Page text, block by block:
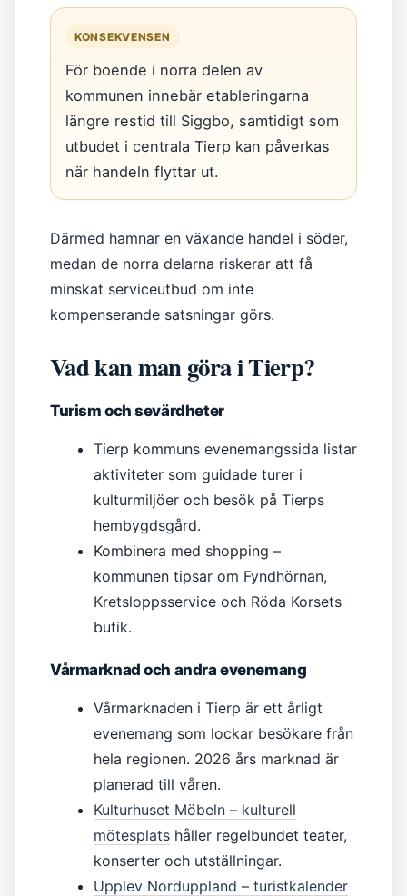
KONSEKVENSEN
För boende i norra delen av
kommunen innebär etableringarna
längre restid till Siggbo, samtidigt som
utbudet i centrala Tierp kan påverkas
när handeln flyttar ut.
Därmed hamnar en växande handel i söder,
medan de norra delarna riskerar att få
minskat serviceutbud om inte
kompenserande satsningar görs.
Vad kan man göra i Tierp?
Turism och sevärdheter
Tierp kommuns evenemangssida listar
aktiviteter som guidade turer i
kulturmiljöer och besök på Tierps
hembygdsgård.
Kombinera med shopping –
kommunen tipsar om Fyndhörnan,
Kretsloppsservice och Röda Korsets
butik.
Vårmarknad och andra evenemang
Vårmarknaden i Tierp är ett årligt
evenemang som lockar besökare från
hela regionen. 2026 års marknad är
planerad till våren.
Kulturhuset Möbeln – kulturell
mötesplats håller regelbundet teater,
konserter och utställningar.
Upplev Norduppland – turistkalender